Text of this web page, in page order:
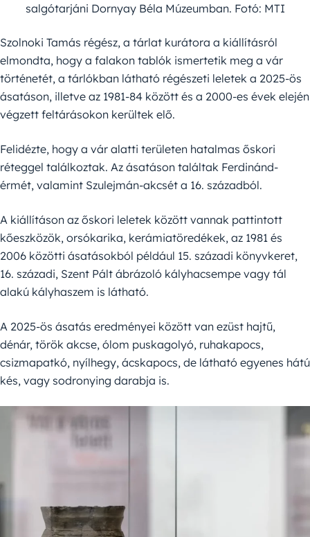
salgótarjáni Dornyay Béla Múzeumban. Fotó: MTI
Szolnoki Tamás régész, a tárlat kurátora a kiállításról
elmondta, hogy a falakon tablók ismertetik meg a vár
történetét, a tárlókban látható régészeti leletek a 2025-ös
ásatáson, illetve az 1981-84 között és a 2000-es évek elején
végzett feltárásokon kerültek elő.
Felidézte, hogy a vár alatti területen hatalmas őskori
réteggel találkoztak. Az ásatáson találtak Ferdinánd-
érmét, valamint Szulejmán-akcsét a 16. századból.
A kiállításon az őskori leletek között vannak pattintott
kőeszközök, orsókarika, kerámiatöredékek, az 1981 és
2006 közötti ásatásokból például 15. századi könyvkeret,
16. századi, Szent Pált ábrázoló kályhacsempe vagy tál
alakú kályhaszem is látható.
A 2025-ös ásatás eredményei között van ezüst hajtű,
dénár, török akcse, ólom puskagolyó, ruhakapocs,
csizmapatkó, nyílhegy, ácskapocs, de látható egyenes hátú
kés, vagy sodronying darabja is.